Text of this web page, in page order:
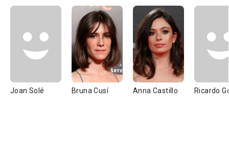
Joan Solé Bruna Cusí Anna Castillo Ricardo